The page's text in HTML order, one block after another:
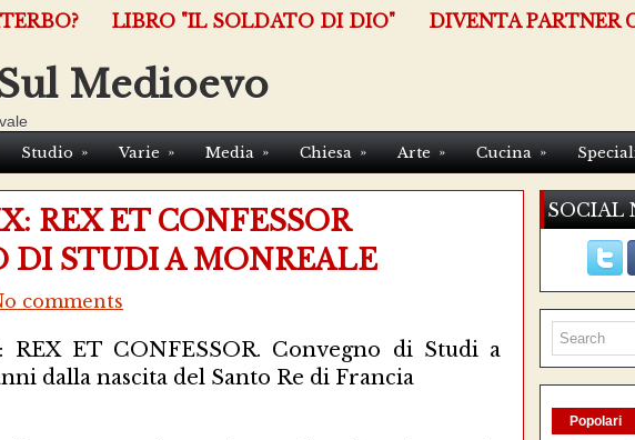
LIBRO "IL SOLDATO DI DIO" DIVENTA PARTNER
Medioevo
Studio » Varie » Media » Chiesa » Arte » Cucina »
REX ET CONFESSOR
DI STUDI A MONREALE
comments
SOCIAL
Popolari